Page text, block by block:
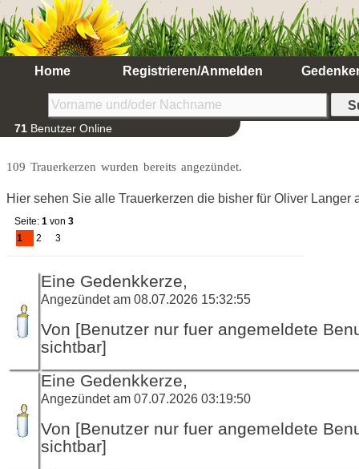
Home Registrieren/Anmelden
71 Benutzer Online
109 Trauerkerzen wurden bereits angezündet.
Hier sehen Sie alle Trauerkerzen die bisher für Oliver Langer
Seite: 1 von 3
1
2 3
Eine Gedenkkerze,
Angezündet am 08.07.2026 15:32:55
Von [Benutzer nur fuer angemeldete
sichtbar]
Eine Gedenkkerze,
Angezündet am 07.07.2026 03:19:50
Von [Benutzer nur fuer angemeldete
sichtbar]